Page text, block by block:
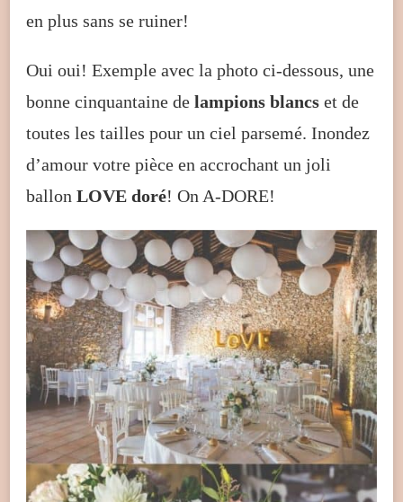
en plus sans se ruiner!
Oui oui! Exemple avec la photo ci-dessous, une
bonne cinquantaine de lampions blancs et de
toutes les tailles pour un ciel parsemé. Inondez
d’amour votre pièce en accrochant un joli
ballon LOVE doré! On A-DORE!